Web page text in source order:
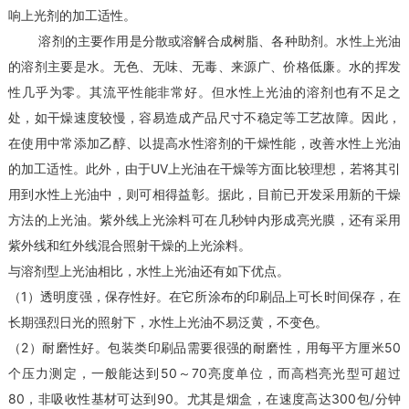
响上光剂的加工适性。
溶剂的主要作用是分散或溶解合成树脂、各种助剂。水性上光油
的溶剂主要是水。无色、无味、无毒、来源广、价格低廉。水的挥发
性几乎为零。其流平性能非常好。但水性上光油的溶剂也有不足之
处，如干燥速度较慢，容易造成产品尺寸不稳定等工艺故障。因此，
在使用中常添加乙醇、以提高水性溶剂的干燥性能，改善水性上光油
的加工适性。此外，由于UV上光油在干燥等方面比较理想，若将其引
用到水性上光油中，则可相得益彰。据此，目前已开发采用新的干燥
方法的上光油。紫外线上光涂料可在几秒钟内形成亮光膜，还有采用
紫外线和红外线混合照射干燥的上光涂料。
与溶剂型上光油相比，水性上光油还有如下优点。
（1）透明度强，保存性好。在它所涂布的印刷品上可长时间保存，在
长期强烈日光的照射下，水性上光油不易泛黄，不变色。
（2）耐磨性好。包装类印刷品需要很强的耐磨性，用每平方厘米50
个压力测定，一般能达到50～70亮度单位，而高档亮光型可超过
80，非吸收性基材可达到90。尤其是烟盒，在速度高达300包/分钟